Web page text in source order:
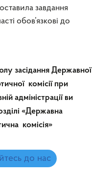
завдання
обов’язкові до
засідання Державної
комісії при
адміністрації ви
«Державна
комісія»
до нас